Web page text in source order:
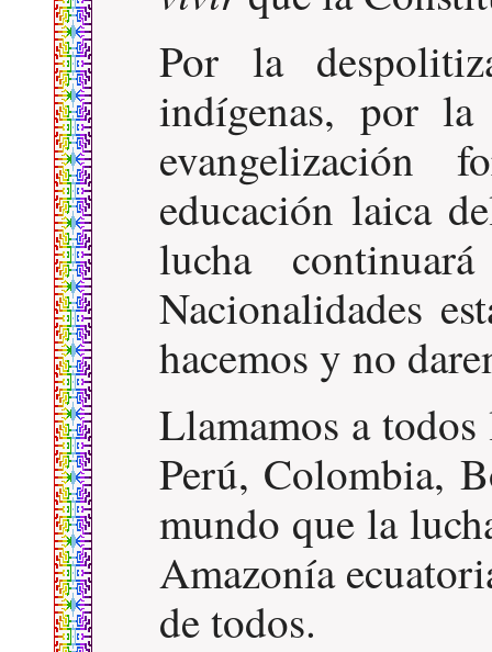
Por la
indígenas, por
evangelización
educación laica
lucha
Nacionalidades
hacemos y no
Llamamos a
Perú, Colombia,
mundo que la
Amazonía
de todos.